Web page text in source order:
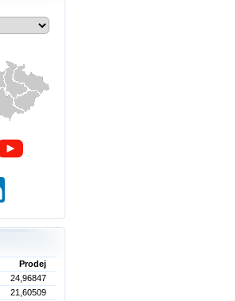
Prodej
24,96847
21,60509